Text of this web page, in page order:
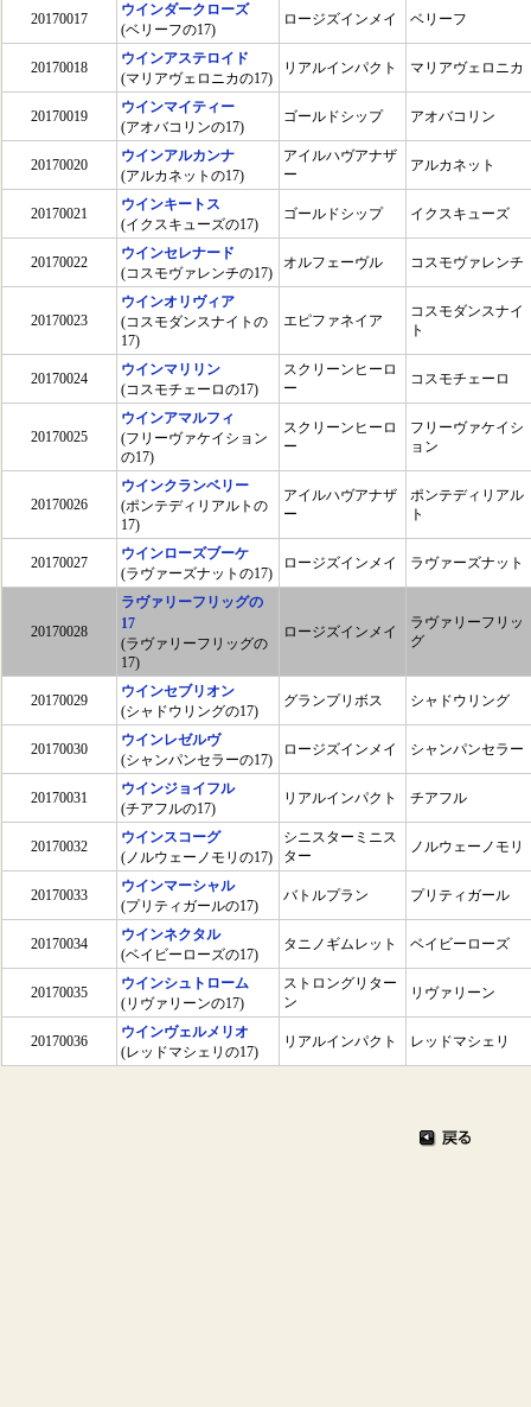
20170017
ウインダークローズ
(ベリーフの17)
ロージズインメイ ベリーフ
20170018
ウインアステロイド
(マリアヴェロニカの17)
リアルインパクト マリアヴェロニカ
20170019
ウインマイティー
(アオバコリンの17)
ゴールドシップ アオバコリン
20170020
ウインアルカンナ
(アルカネットの17)
アイルハヴアナザ
ー
アルカネット
20170021
ウインキートス
(イクスキューズの17)
ゴールドシップ イクスキューズ
20170022
ウインセレナード
(コスモヴァレンチの17)
オルフェーヴル コスモヴァレンチ
20170023
ウインオリヴィア
(コスモダンスナイトの
17)
エピファネイア
コスモダンスナイ
ト
20170024
ウインマリリン
(コスモチェーロの17)
スクリーンヒーロ
ー
コスモチェーロ
20170025
ウインアマルフィ
(フリーヴァケイション
の17)
スクリーンヒーロ
ー
フリーヴァケイシ
ョン
20170026
ウインクランベリー
(ポンテディリアルトの
17)
アイルハヴアナザ
ー
ポンテディリアル
ト
20170027
ウインローズブーケ
(ラヴァーズナットの17)
ロージズインメイ ラヴァーズナット
20170028
ラヴァリーフリッグの
17
(ラヴァリーフリッグの
17)
ロージズインメイ
ラヴァリーフリッ
グ
20170029
ウインセブリオン
(シャドウリングの17)
グランプリボス シャドウリング
20170030
ウインレゼルヴ
(シャンパンセラーの17)
ロージズインメイ シャンパンセラー
20170031
ウインジョイフル
(チアフルの17)
リアルインパクト チアフル
20170032
ウインスコーグ
(ノルウェーノモリの17)
シニスターミニス
ター
ノルウェーノモリ
20170033
ウインマーシャル
(プリティガールの17)
バトルプラン プリティガール
20170034
ウインネクタル
(ベイビーローズの17)
タニノギムレット ベイビーローズ
20170035
ウインシュトローム
(リヴァリーンの17)
ストロングリター
ン
リヴァリーン
20170036
ウインヴェルメリオ
(レッドマシェリの17)
リアルインパクト レッドマシェリ